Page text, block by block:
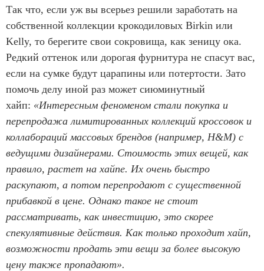
Так что, если уж вы всерьез решили заработать на
собственной коллекции крокодиловых Birkin или
Kelly, то берегите свои сокровища, как зеницу ока.
Редкий оттенок или дорогая фурнитура не спасут вас,
если на сумке будут царапины или потертости. Зато
помочь делу иной раз может сиюминутный
хайп: «Интересным феноменом стали покупка и
перепродажа лимитированных коллекций кроссовок и
коллабораций массовых брендов (например, H&M) с
ведущими дизайнерами. Стоимость этих вещей, как
правило, растет на хайпе. Их очень быстро
раскупают, а потом перепродают с существенной
прибавкой в цене. Однако такое не стоит
рассматривать, как инвестицию, это скорее
спекулятивные действия. Как только проходит хайп,
возможности продать эти вещи за более высокую
цену также пропадают».